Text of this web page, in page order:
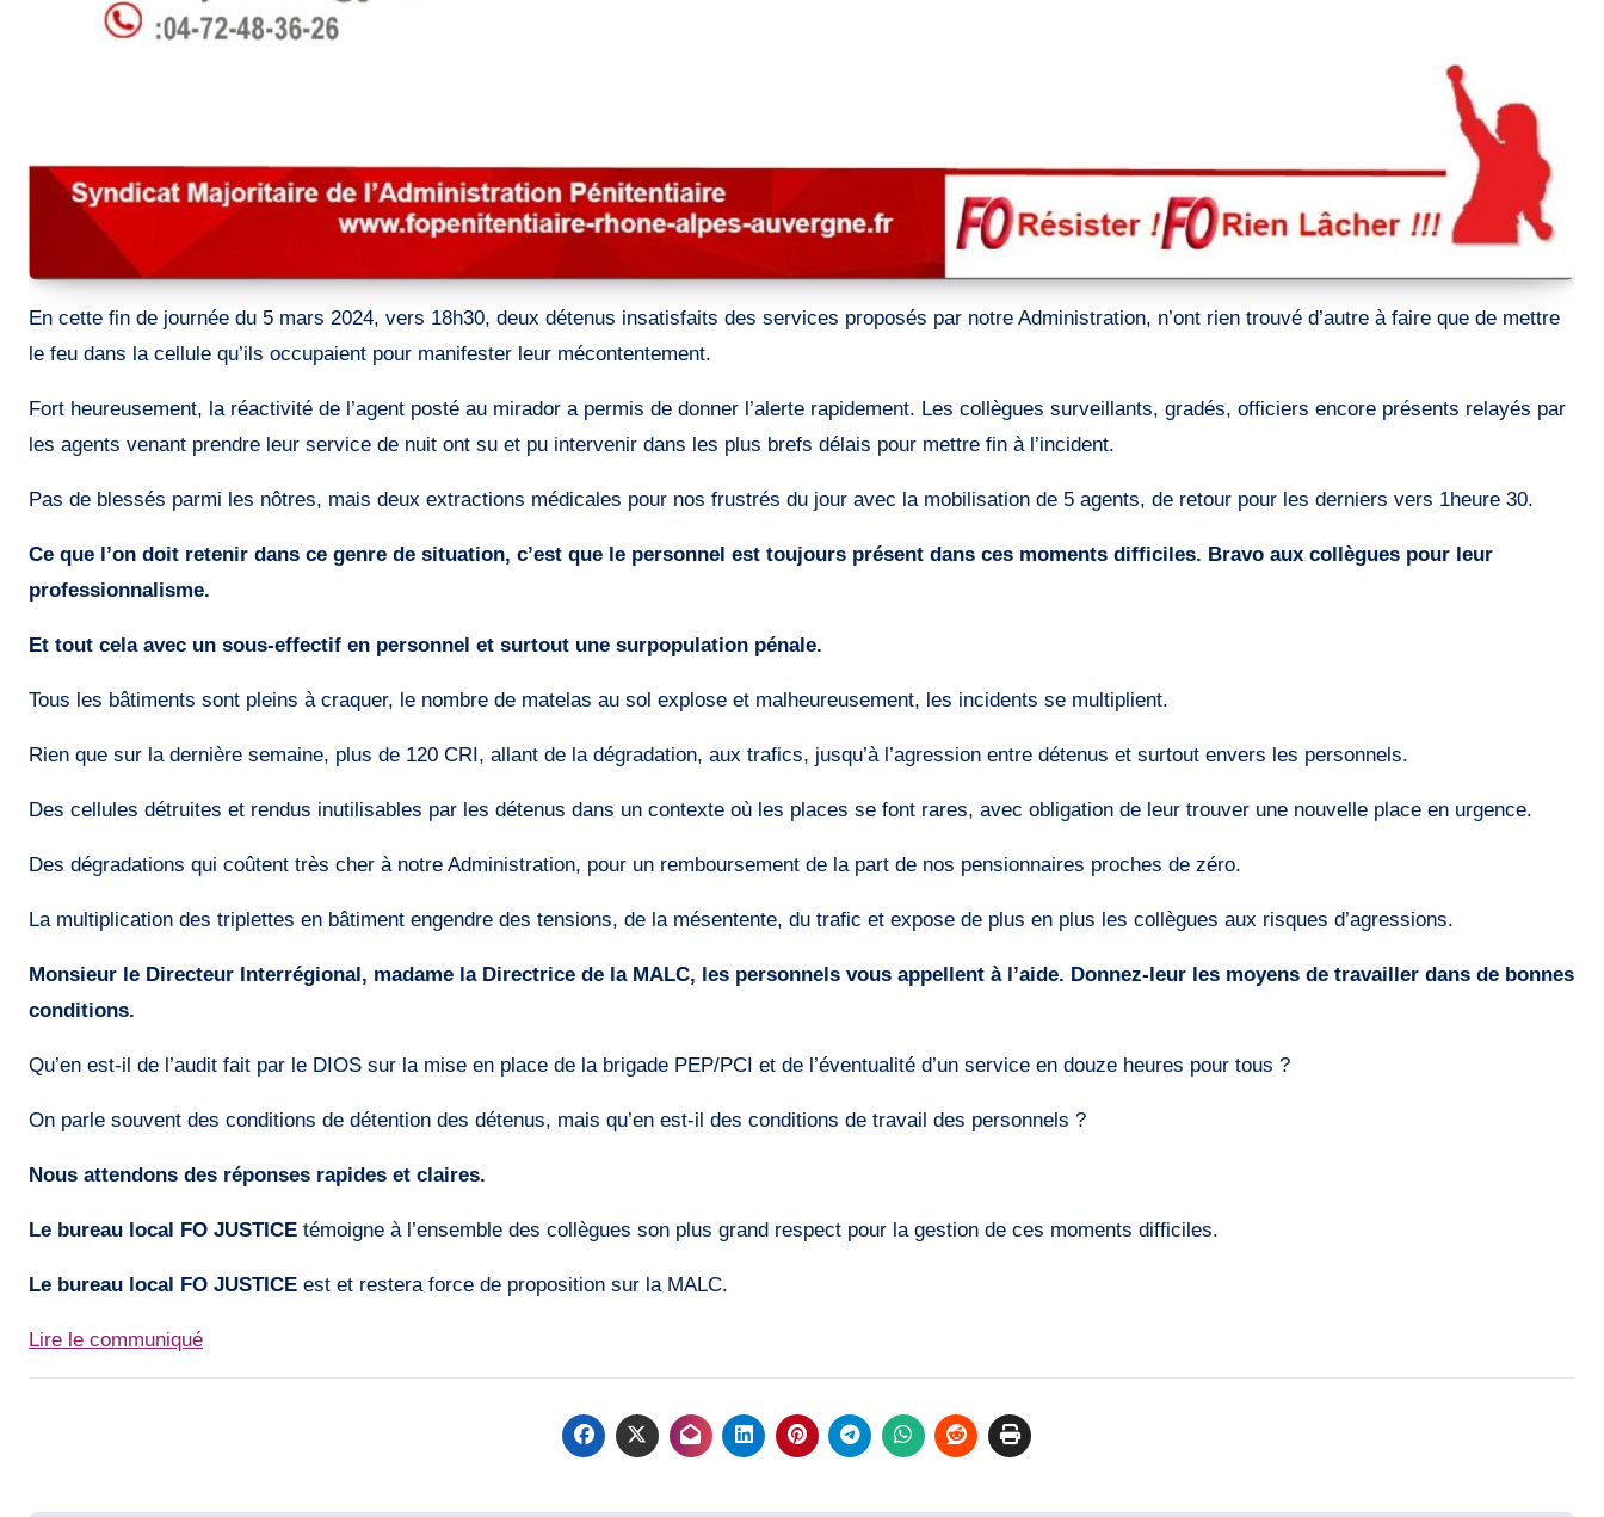
En cette fin de journée du 5 mars 2024, vers 18h30, deux détenus insatisfaits des services proposés par notre Administration, n’ont rien trouvé d’autre à faire que de mettre
le feu dans la cellule qu’ils occupaient pour manifester leur mécontentement.
Fort heureusement, la réactivité de l’agent posté au mirador a permis de donner l’alerte rapidement. Les collègues surveillants, gradés, officiers encore présents relayés par
les agents venant prendre leur service de nuit ont su et pu intervenir dans les plus brefs délais pour mettre fin à l’incident.
Pas de blessés parmi les nôtres, mais deux extractions médicales pour nos frustrés du jour avec la mobilisation de 5 agents, de retour pour les derniers vers 1heure 30.
Ce que l’on doit retenir dans ce genre de situation, c’est que le personnel est toujours présent dans ces moments difficiles. Bravo aux collègues pour leur
professionnalisme.
Et tout cela avec un sous-effectif en personnel et surtout une surpopulation pénale.
Tous les bâtiments sont pleins à craquer, le nombre de matelas au sol explose et malheureusement, les incidents se multiplient.
Rien que sur la dernière semaine, plus de 120 CRI, allant de la dégradation, aux trafics, jusqu’à l’agression entre détenus et surtout envers les personnels.
Des cellules détruites et rendus inutilisables par les détenus dans un contexte où les places se font rares, avec obligation de leur trouver une nouvelle place en urgence.
Des dégradations qui coûtent très cher à notre Administration, pour un remboursement de la part de nos pensionnaires proches de zéro.
La multiplication des triplettes en bâtiment engendre des tensions, de la mésentente, du trafic et expose de plus en plus les collègues aux risques d’agressions.
Monsieur le Directeur Interrégional, madame la Directrice de la MALC, les personnels vous appellent à l’aide. Donnez-leur les moyens de travailler dans de bonnes
conditions.
Qu’en est-il de l’audit fait par le DIOS sur la mise en place de la brigade PEP/PCI et de l’éventualité d’un service en douze heures pour tous ?
On parle souvent des conditions de détention des détenus, mais qu’en est-il des conditions de travail des personnels ?
Nous attendons des réponses rapides et claires.
Le bureau local FO JUSTICE témoigne à l’ensemble des collègues son plus grand respect pour la gestion de ces moments difficiles.
Le bureau local FO JUSTICE est et restera force de proposition sur la MALC.
Lire le communiqué